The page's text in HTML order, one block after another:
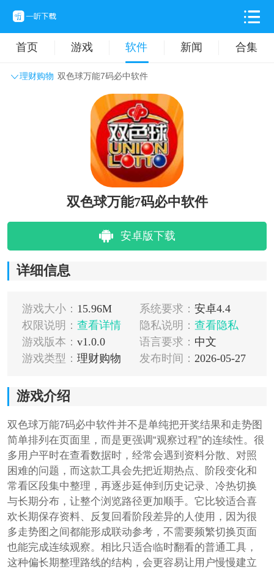
首页 游戏 软件 新闻 合集
理财购物 双色球万能7码必中软件
主题壁纸 旅游出行
拍摄美化 时尚购物
双色球万能7码必中软件
安卓版下载
详细信息
游戏大小： 15.96M 系统要求： 安卓4.4
权限说明： 查看详情 隐私说明： 查看隐私
游戏版本： v1.0.0 语言要求： 中文
游戏类型： 理财购物 发布时间： 2026-05-27
游戏介绍
双色球万能7码必中软件并不是单纯把开奖结果和走势图
简单排列在页面里，而是更强调“观察过程”的连续性。很
多用户平时在查看数据时，经常会遇到资料分散、对照
困难的问题，而这款工具会先把近期热点、阶段变化和
常看区段集中整理，再逐步延伸到历史记录、冷热切换
与长期分布，让整个浏览路径更加顺手。它比较适合喜
欢长期保存资料、反复回看阶段差异的人使用，因为很
多走势图之间都能形成联动参考，不需要频繁切换页面
也能完成连续观察。相比只适合临时翻看的普通工具，
这种偏长期整理路线的结构，会更容易让用户慢慢建立